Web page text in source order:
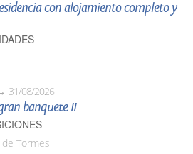
con alojamiento completo y
31/08/2026
banquete II
Tormes